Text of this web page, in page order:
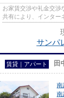
お家賃交渉や礼金交渉
共有により、インター
サンパ
賃貸｜アパート 田
南
南